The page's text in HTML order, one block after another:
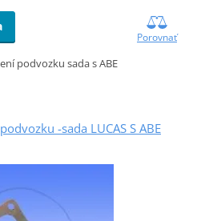
Porovnať
podvozku sada s ABE
-sada LUCAS S ABE